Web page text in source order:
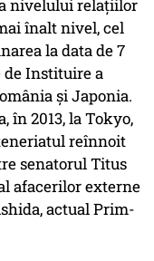
nivelului relațiilor
înalt nivel, cel
la data de 7
de Instituire a
și Japonia.
în 2013, la Tokyo,
reînnoit
senatorul Titus
afacerilor externe
actual Prim-